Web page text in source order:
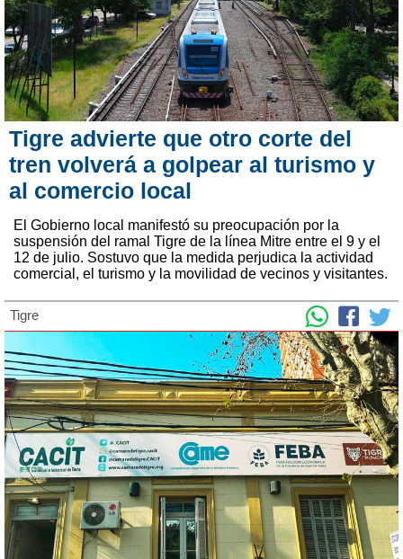
Tigre advierte que otro corte del
tren volverá a golpear al turismo y
al comercio local
El Gobierno local manifestó su preocupación por la
suspensión del ramal Tigre de la línea Mitre entre el 9 y el
12 de julio. Sostuvo que la medida perjudica la actividad
comercial, el turismo y la movilidad de vecinos y visitantes.
Tigre